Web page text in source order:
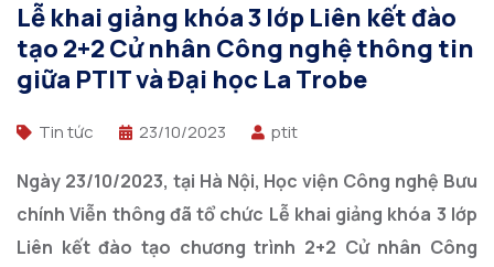
Lễ khai giảng khóa 3 lớp Liên kết đào
tạo 2+2 Cử nhân Công nghệ thông tin
giữa PTIT và Đại học La Trobe
Tin tức 23/10/2023 ptit
Ngày 23/10/2023, tại Hà Nội, Học viện Công nghệ Bưu
chính Viễn thông đã tổ chức Lễ khai giảng khóa 3 lớp
Liên kết đào tạo chương trình 2+2 Cử nhân Công